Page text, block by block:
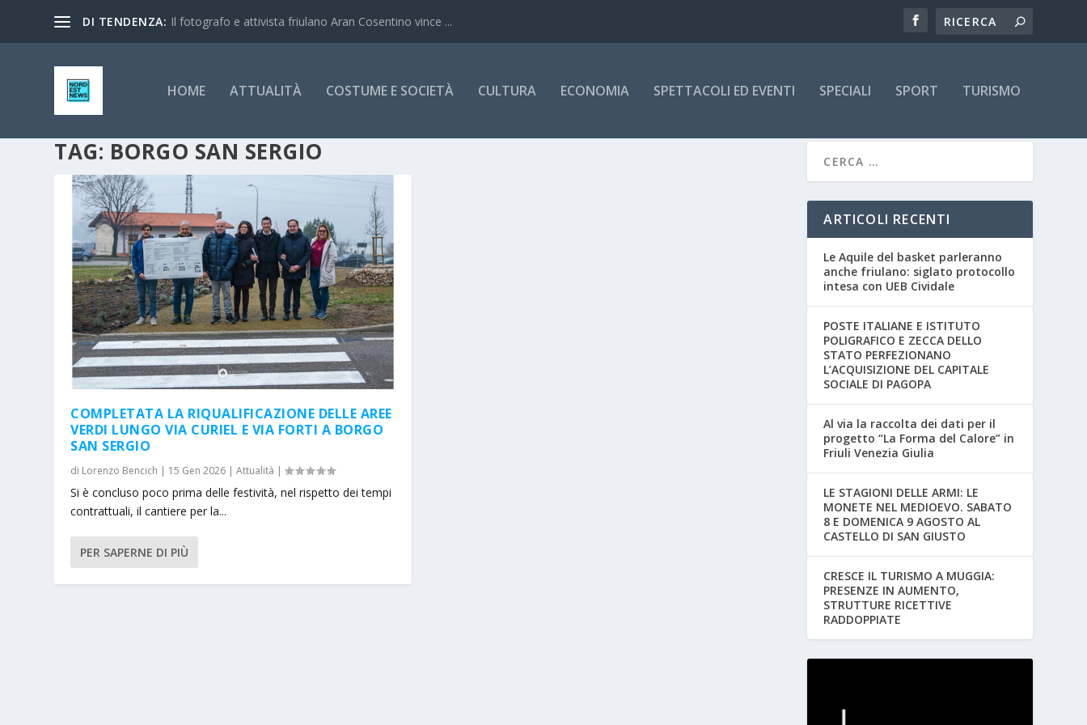
DI TENDENZA: Il fotografo e attivista friulano Aran Cosentino vince ...
HOME ATTUALITÀ COSTUME E SOCIETÀ CULTURA ECONOMIA SPETTACOLI ED EVENTI SPECIALI SPORT TURISMO
TAG: BORGO SAN SERGIO
COMPLETATA LA RIQUALIFICAZIONE DELLE AREE
VERDI LUNGO VIA CURIEL E VIA FORTI A BORGO
SAN SERGIO
di Lorenzo Bencich | 15 Gen 2026 |Attualità |
Si è concluso poco prima delle festività, nel rispetto dei tempi
contrattuali, il cantiere per la...
PER SAPERNE DI PIÙ
ARTICOLI RECENTI
Le Aquile del basket parleranno
anche friulano: siglato protocollo
intesa con UEB Cividale
POSTE ITALIANE E ISTITUTO
POLIGRAFICO E ZECCA DELLO
STATO PERFEZIONANO
L’ACQUISIZIONE DEL CAPITALE
SOCIALE DI PAGOPA
Al via la raccolta dei dati per il
progetto “La Forma del Calore” in
Friuli Venezia Giulia
LE STAGIONI DELLE ARMI: LE
MONETE NEL MEDIOEVO. SABATO
8 E DOMENICA 9 AGOSTO AL
CASTELLO DI SAN GIUSTO
CRESCE IL TURISMO A MUGGIA:
PRESENZE IN AUMENTO,
STRUTTURE RICETTIVE
RADDOPPIATE